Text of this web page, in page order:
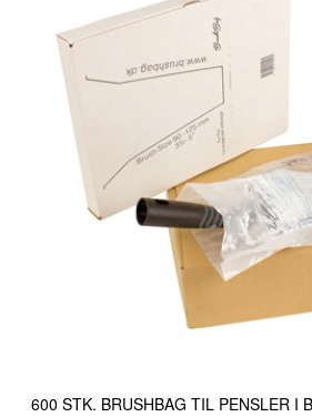
600 STK. BRUSHBAG TIL PENSLER I